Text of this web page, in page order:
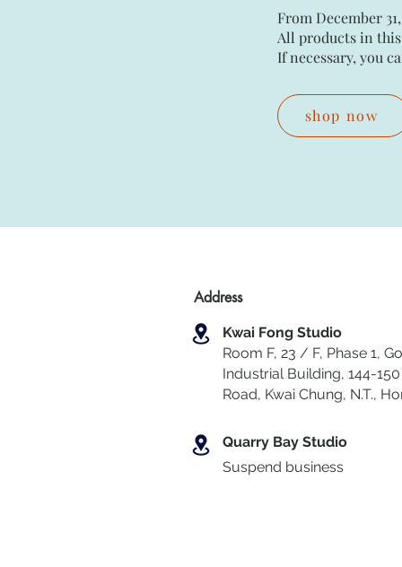
From December
All products in
If necessary, you
shop now
Address
Kwai Fong Studio
Room F, 23 / F, Phase 1,
Industrial Building, 144-150
Road, Kwai Chung, N.T.,
Quarry Bay Studio
Suspend business